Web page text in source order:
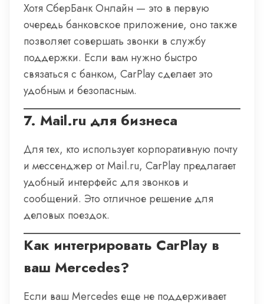
Хотя СберБанк Онлайн — это в первую
очередь банковское приложение, оно также
позволяет совершать звонки в службу
поддержки. Если вам нужно быстро
связаться с банком, CarPlay сделает это
удобным и безопасным.
7. Mail.ru для бизнеса
Для тех, кто использует корпоративную почту
и мессенджер от Mail.ru, CarPlay предлагает
удобный интерфейс для звонков и
сообщений. Это отличное решение для
деловых поездок.
Как интегрировать CarPlay в
ваш Mercedes?
Если ваш Mercedes еще не поддерживает